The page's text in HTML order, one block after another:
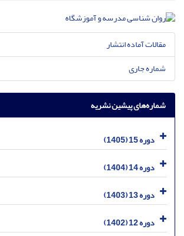
مقالات آماده انتشار
شماره جاری
شماره‌های پیشین نشریه
دوره 15 (1405)
دوره 14 (1404)
دوره 13 (1403)
دوره 12 (1402)